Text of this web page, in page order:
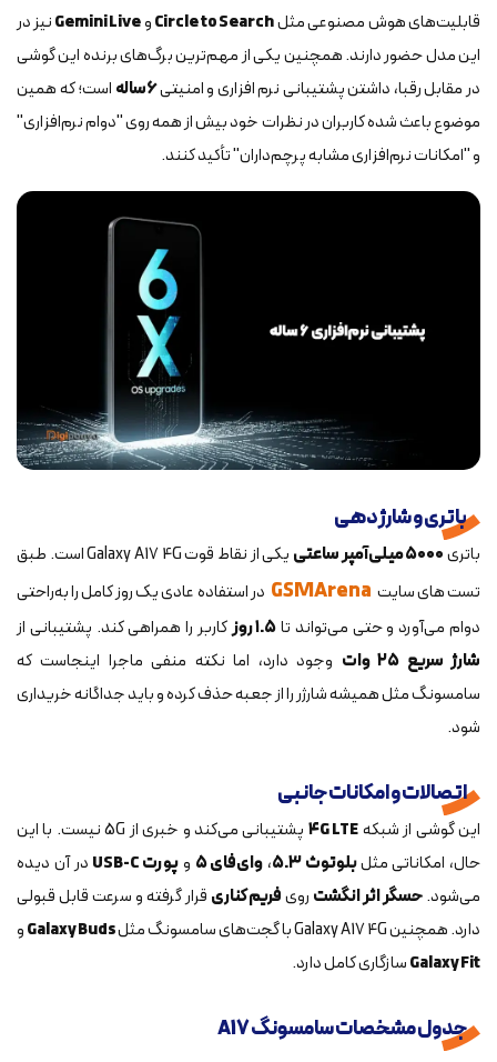
قابلیت‌های هوش مصنوعی مثلCircle to Searchو GeminiLive
نیز در
این مدل حضور دارند. همچنین یکی از مهم‌ترین برگ‌های برنده این گوشی
در مقابل رقبا، داشتن پشتیبانی نرم‌ افزاری و امنیتی
است؛ که همین
موضوع باعث شده کاربران در نظرات خود بیش از همه روی "دوام نرم‌افزاری"
و "امکانات نرم‌افزاری مشابه پرچم‌داران" تأکید کنند.
باتری و شارژدهی
باتری۵۰۰۰ میلی‌آمپر ساعتی
یکی از نقاط قوت Galaxy A17 4G است. طبق
تست های سایت GSMArena در استفاده عادی یک روز کامل را به‌راحتی
دوام می‌آورد و حتی می‌تواند تا۱.۵ روز
کاربر را همراهی کند. پشتیبانی از
شارژ سریع ۲۵ وات
وجود دارد، اما نکته منفی ماجرا اینجاست که
سامسونگ مثل همیشه شارژر را از جعبه حذف کرده و باید جداگانه خریداری
شود.
اتصالات و امکانات جانبی
این گوشی از شبکه۴G LTE
پشتیبانی می‌کند و خبری از 5G نیست. با این
حال، امکاناتی مثلبلوتوث ۵.۳ ،وای‌فای ۵ و پورت USB-C
در آن دیده
می‌شود.حسگر اثر انگشت رویفریم کناری قرار گرفته و سرعت قابل قبولی
دارد. همچنین Galaxy A17 4G با گجت‌های سامسونگ مثل
و
Galaxy Fitسازگاری کامل دارد.
جدول مشخصات سامسونگ A17